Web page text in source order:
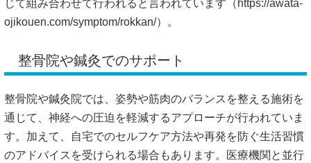
じて組み合わせて行われると言われています（ https://awata-
ojikouen.com/symptom/rokkan/）。
整骨院や鍼灸でのサポート
整骨院や鍼灸院では、姿勢や筋肉のバランスを整える施術を
通じて、神経への圧迫を軽減するアプローチが行われていま
す。加えて、自宅でのセルフケア方法や再発を防ぐ生活習慣
のアドバイスを受けられる場合もあります。医療機関と並行